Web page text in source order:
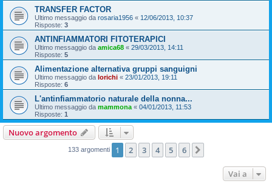
TRANSFER FACTOR
Ultimo messaggio da rosaria1956 « 12/06/2013, 10:37
Risposte: 3
ANTINFIAMMATORI FITOTERAPICI
Ultimo messaggio da amica68 « 29/03/2013, 14:11
Risposte: 5
Alimentazione alternativa gruppi sanguigni
Ultimo messaggio da lorichi « 23/01/2013, 19:11
Risposte: 6
L'antinfiammatorio naturale della nonna...
Ultimo messaggio da mammona « 04/01/2013, 11:53
Risposte: 1
Nuovo argomento
133 argomenti 1 2 3 4 5 6
Vai a